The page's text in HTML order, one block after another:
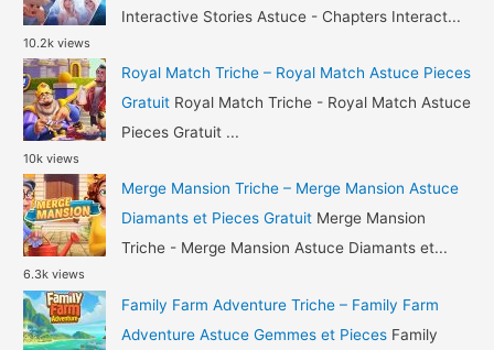
o
r
:
Interactive Stories Astuce - Chapters Interact...
10.2k views
Royal Match Triche – Royal Match Astuce Pieces
Gratuit Royal Match Triche - Royal Match Astuce
Pieces Gratuit ...
10k views
Merge Mansion Triche – Merge Mansion Astuce
Diamants et Pieces Gratuit Merge Mansion
Triche - Merge Mansion Astuce Diamants et...
6.3k views
Family Farm Adventure Triche – Family Farm
Adventure Astuce Gemmes et Pieces Family